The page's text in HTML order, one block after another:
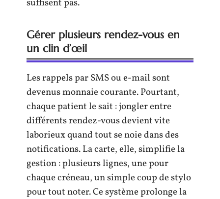
suffisent pas.
Gérer plusieurs rendez-vous en
un clin d’œil
Les rappels par SMS ou e-mail sont
devenus monnaie courante. Pourtant,
chaque patient le sait : jongler entre
différents rendez-vous devient vite
laborieux quand tout se noie dans des
notifications. La carte, elle, simplifie la
gestion : plusieurs lignes, une pour
chaque créneau, un simple coup de stylo
pour tout noter. Ce système prolonge la